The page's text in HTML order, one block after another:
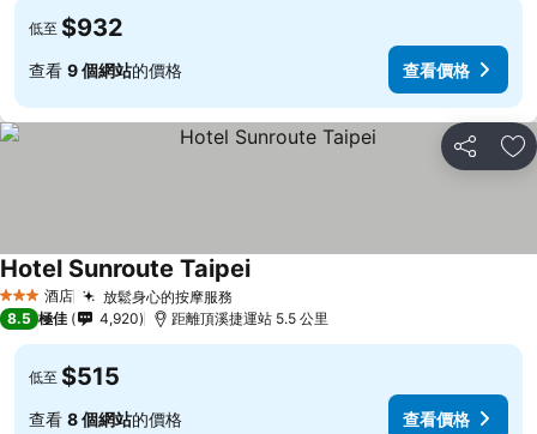
低至 $932
查看 9 個網站的價格 查看價格
分享 放
3 星級 酒店 放鬆身心的按摩服務
Hotel Sunroute Taipei
8.5 極佳 4,920 距離頂溪捷運站 5.5 公里
低至 $515
查看 8 個網站的價格 查看價格